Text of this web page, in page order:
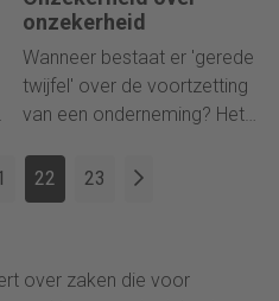
Vandaag antwoordde
Dijsselbloem.
onzekerheid
Wanneer bestaat er 'gerede
twijfel' over de voortzetting
van een onderneming? Het
duidelijk over, de Raad voor
de Jaarverslaggeving geeft
begrip. Dat kan beter.
22 23
over zaken die voor